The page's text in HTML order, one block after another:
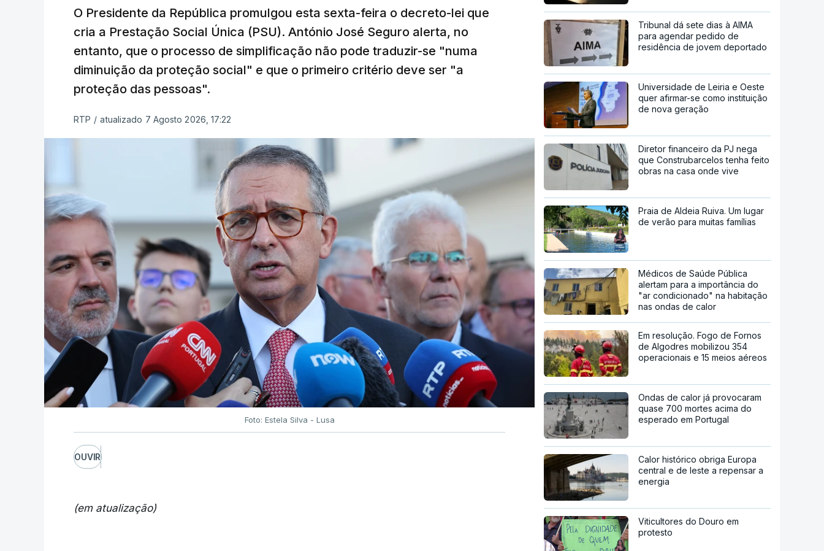
O Presidente da República promulgou esta sexta-feira o decreto-lei que
cria a Prestação Social Única (PSU). António José Seguro alerta, no
entanto, que o processo de simplificação não pode traduzir-se "numa
diminuição da proteção social" e que o primeiro critério deve ser "a
proteção das pessoas".
RTP / atualizado 7 Agosto 2026, 17:22
Foto: Estela Silva - Lusa
OUVIR
(em atualização)
Tribunal dá sete dias à AIMA
para agendar pedido de
residência de jovem deportado
Universidade de Leiria e Oeste
quer afirmar-se como instituição
de nova geração
Diretor financeiro da PJ nega
que Construbarcelos tenha feito
obras na casa onde vive
Praia de Aldeia Ruiva. Um lugar
de verão para muitas famílias
Médicos de Saúde Pública
alertam para a importância do
"ar condicionado" na habitação
nas ondas de calor
Em resolução. Fogo de Fornos
de Algodres mobilizou 354
operacionais e 15 meios aéreos
Ondas de calor já provocaram
quase 700 mortes acima do
esperado em Portugal
Calor histórico obriga Europa
central e de leste a repensar a
energia
Viticultores do Douro em
protesto